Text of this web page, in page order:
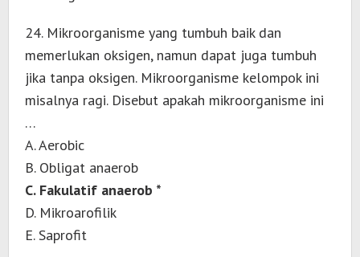
24. Mikroorganisme yang tumbuh baik dan
memerlukan oksigen, namun dapat juga tumbuh
jika tanpa oksigen. Mikroorganisme kelompok ini
misalnya ragi. Disebut apakah mikroorganisme ini
…
A. Aerobic
B. Obligat anaerob
C. Fakulatif anaerob *
D. Mikroarofilik
E. Saprofit